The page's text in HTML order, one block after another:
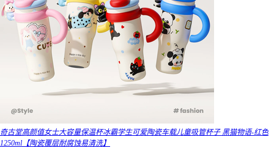
奇古堂高颜值女士大容量保温杯冰霸学生可爱陶瓷车载儿童吸管杯子 黑猫物语-红色
1250ml【陶瓷覆层耐腐蚀易清洗】